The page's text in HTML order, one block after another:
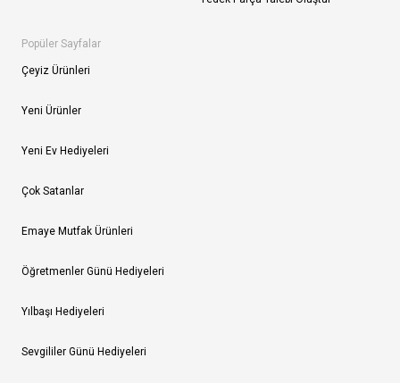
Popüler Sayfalar
Çeyiz Ürünleri
Yeni Ürünler
Yeni Ev Hediyeleri
Çok Satanlar
Emaye Mutfak Ürünleri
Öğretmenler Günü Hediyeleri
Yılbaşı Hediyeleri
Sevgililer Günü Hediyeleri